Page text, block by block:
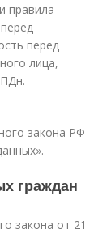
правила
перед
лица,
закона РФ
граждан
закона от 21